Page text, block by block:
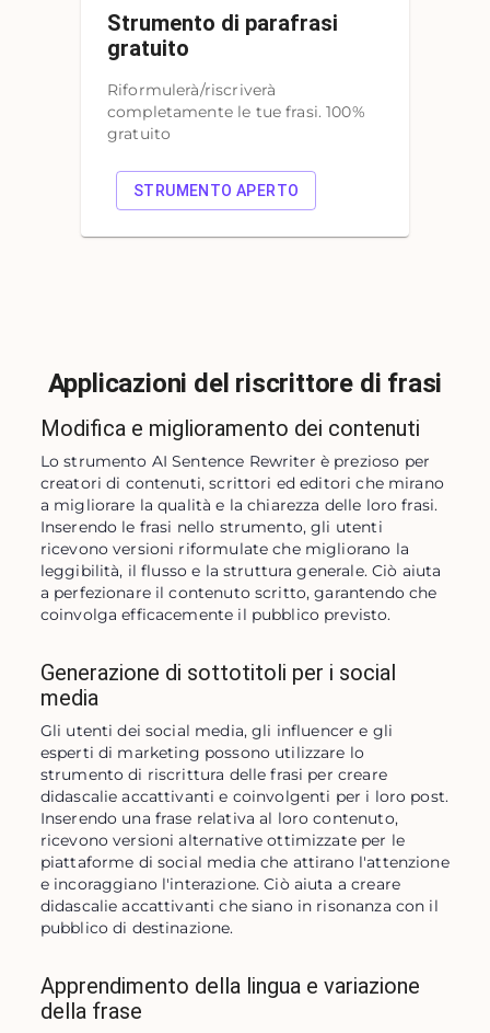
Strumento di parafrasi
gratuito
Riformulerà/riscriverà
completamente le tue frasi. 100%
gratuito
STRUMENTO APERTO
Applicazioni del riscrittore di frasi
Modifica e miglioramento dei contenuti
Lo strumento AI Sentence Rewriter è prezioso per
creatori di contenuti, scrittori ed editori che mirano
a migliorare la qualità e la chiarezza delle loro frasi.
Inserendo le frasi nello strumento, gli utenti
ricevono versioni riformulate che migliorano la
leggibilità, il flusso e la struttura generale. Ciò aiuta
a perfezionare il contenuto scritto, garantendo che
coinvolga efficacemente il pubblico previsto.
Generazione di sottotitoli per i social
media
Gli utenti dei social media, gli influencer e gli
esperti di marketing possono utilizzare lo
strumento di riscrittura delle frasi per creare
didascalie accattivanti e coinvolgenti per i loro post.
Inserendo una frase relativa al loro contenuto,
ricevono versioni alternative ottimizzate per le
piattaforme di social media che attirano l'attenzione
e incoraggiano l'interazione. Ciò aiuta a creare
didascalie accattivanti che siano in risonanza con il
pubblico di destinazione.
Apprendimento della lingua e variazione
della frase